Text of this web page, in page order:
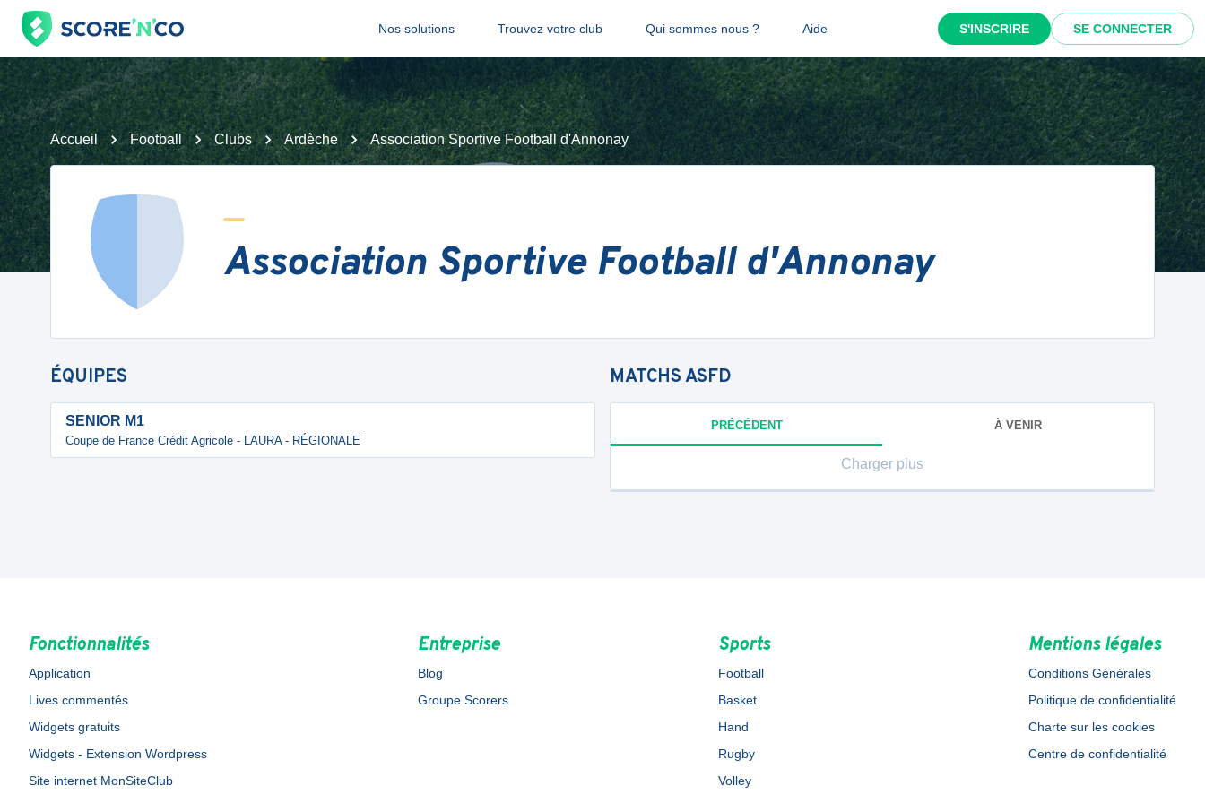
Nos solutions Trouvez votre club Qui sommes nous ? Aide S'INSCRIRE SE CONNECTER
Accueil Football Clubs Ardèche Association Sportive Football d'Annonay
Association Sportive Football d'Annonay
ÉQUIPES
SENIOR M1
Coupe de France Crédit Agricole - LAURA - RÉGIONALE
MATCHSASFD
PRÉCÉDENT À VENIR
Charger plus
Fonctionnalités
Application
Lives commentés
Widgets gratuits
Widgets - Extension Wordpress
Site internet MonSiteClub
Entreprise
Blog
Groupe Scorers
Sports
Football
Basket
Hand
Rugby
Volley
Mentions légales
Conditions Générales
Politique de confidentialité
Charte sur les cookies
Centre de confidentialité